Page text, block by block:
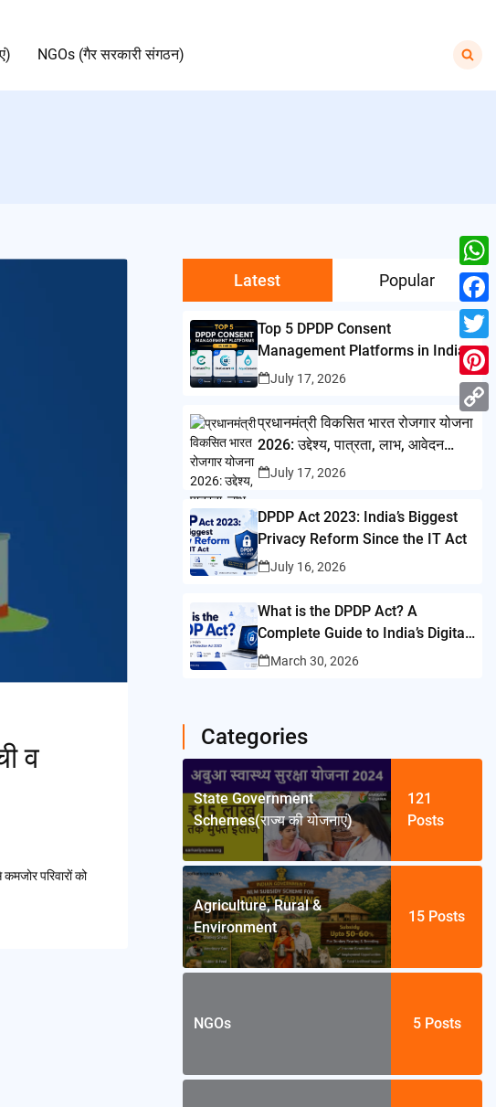
NGOs (गैर सरकारी संगठन)
Search
for:
व
परिवारों को
Latest Popular
Top 5 DPDP Consent
Management Platforms in India
July 17, 2026
प्रधानमंत्री विकसित भारत रोजगार योजना
2026: उद्देश्य, पात्रता, लाभ, आवेदन
प्रक्रिया और पूरी जानकारी
July 17, 2026
DPDP Act 2023: India’s Biggest
Privacy Reform Since the IT Act
July 16, 2026
What is the DPDP Act? A
Complete Guide to India’s Digital
Personal Data Protection Act
March 30, 2026
Categories
State Government
Schemes(राज्य की योजनाएं)
121
Posts
Agriculture, Rural &
Environment
15 Posts
NGOs 5 Posts
W
h
a
t
s
A
F
a
c
e
T
w
i
P
i
r
C
L
k